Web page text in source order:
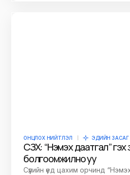
ОНЦЛОХ НИЙТЛЭЛ ЭДИЙН ЗАСАГ
СЗХ: “Нэмэх даатгал” гэх
болгоомжилно уу
Сүүлийн үед цахим орчинд